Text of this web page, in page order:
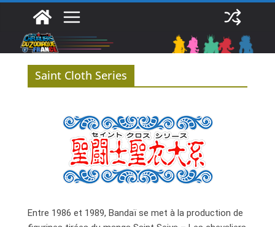
contenu
Saint Cloth Series
Entre 1986 et 1989, Bandaï se met à la production de